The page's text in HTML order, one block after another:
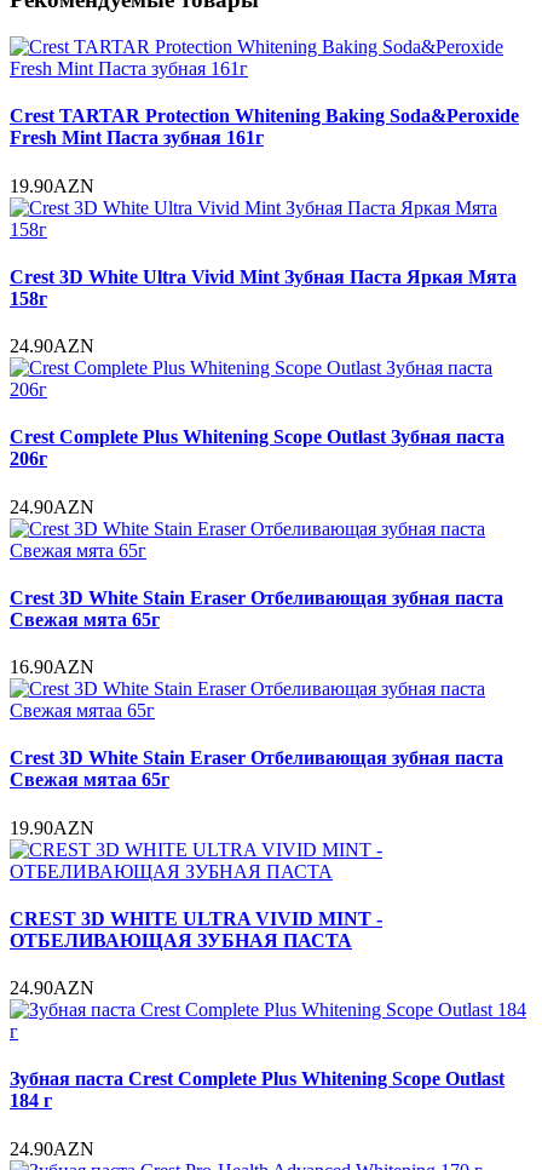
Crest TARTAR Protection Whitening Baking Soda&Peroxide
Fresh Mint Паста зубная 161г
19.90AZN
Crest 3D White Ultra Vivid Mint Зубная Паста Яркая Мята
158г
24.90AZN
Crest Complete Plus Whitening Scope Outlast Зубная паста
206г
24.90AZN
Crest 3D White Stain Eraser Отбеливающая зубная паста
Свежая мята 65г
16.90AZN
Crest 3D White Stain Eraser Отбеливающая зубная паста
Свежая мятаа 65г
19.90AZN
CREST 3D WHITE ULTRA VIVID MINT -
ОТБЕЛИВАЮЩАЯ ЗУБНАЯ ПАСТА
24.90AZN
Зубная паста Crest Complete Plus Whitening Scope Outlast
184 г
24.90AZN